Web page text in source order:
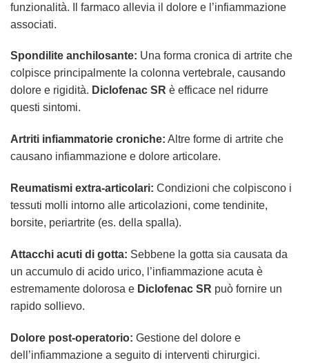
funzionalità. Il farmaco allevia il dolore e l’infiammazione
associati.
Spondilite anchilosante: Una forma cronica di artrite che
colpisce principalmente la colonna vertebrale, causando
dolore e rigidità. Diclofenac SR è efficace nel ridurre
questi sintomi.
Artriti infiammatorie croniche: Altre forme di artrite che
causano infiammazione e dolore articolare.
Reumatismi extra-articolari: Condizioni che colpiscono i
tessuti molli intorno alle articolazioni, come tendinite,
borsite, periartrite (es. della spalla).
Attacchi acuti di gotta: Sebbene la gotta sia causata da
un accumulo di acido urico, l’infiammazione acuta è
estremamente dolorosa e Diclofenac SR può fornire un
rapido sollievo.
Dolore post-operatorio: Gestione del dolore e
dell’infiammazione a seguito di interventi chirurgici.